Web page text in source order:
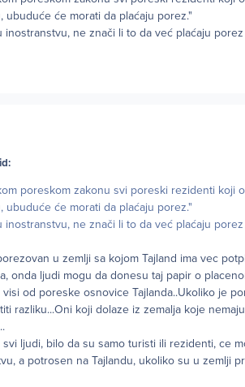
ubuduće će morati da plaćaju porez."
ne znači li to da već plaćaju
poreskom zakonu svi poreski rezidenti koji
ubuduće će morati da plaćaju porez."
ne znači li to da već plaćaju
u zemlji sa kojom Tajland ima vec
onda ljudi mogu da donesu taj papir o
od poreske osnovice Tajlanda..Ukoliko je
razliku...Oni koji dolaze iz zemalja koje
ljudi, bilo da su samo turisti ili rezidenti, ce
a potrosen na Tajlandu, ukoliko su u zemlji